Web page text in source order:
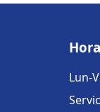
Lun-